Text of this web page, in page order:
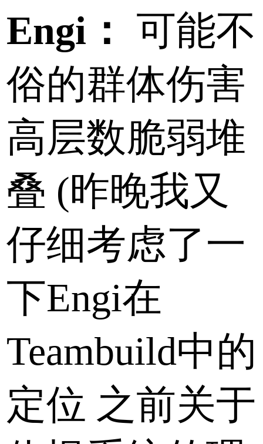
Engi： 可能不
俗的群体伤害
高层数脆弱堆
叠 (昨晚我又
仔细考虑了一
下Engi在
Teambuild中的
定位 之前关于